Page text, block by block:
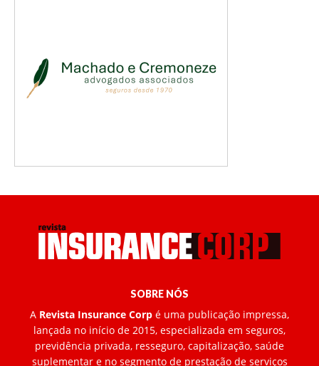
SOBRE NÓS
A Revista Insurance Corp é uma publicação impressa,
lançada no início de 2015, especializada em seguros,
previdência privada, resseguro, capitalização, saúde
suplementar e no segmento de prestação de serviços